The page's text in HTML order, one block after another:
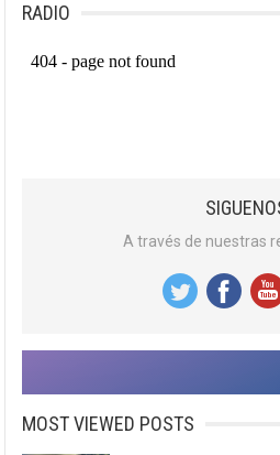
RADIO
A través de nuestras
MOST VIEWED POSTS